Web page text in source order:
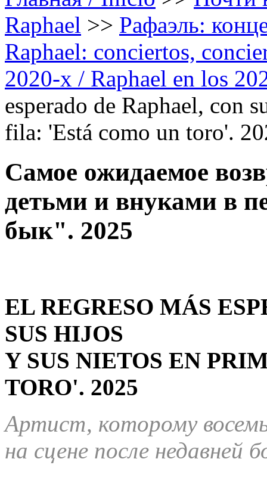
Raphael >> Рафаэль:
Raphael: conciertos,
2020-х / Raphael en los
esperado de Raphael, con
fila: 'Está como un toro'.
Самое ожидаемое
детьми и внуками в
бык". 2025
EL REGRESO MÁS
SUS HIJOS
Y SUS NIETOS EN
TORO'. 2025
Артист, которому
на сцене после недавней